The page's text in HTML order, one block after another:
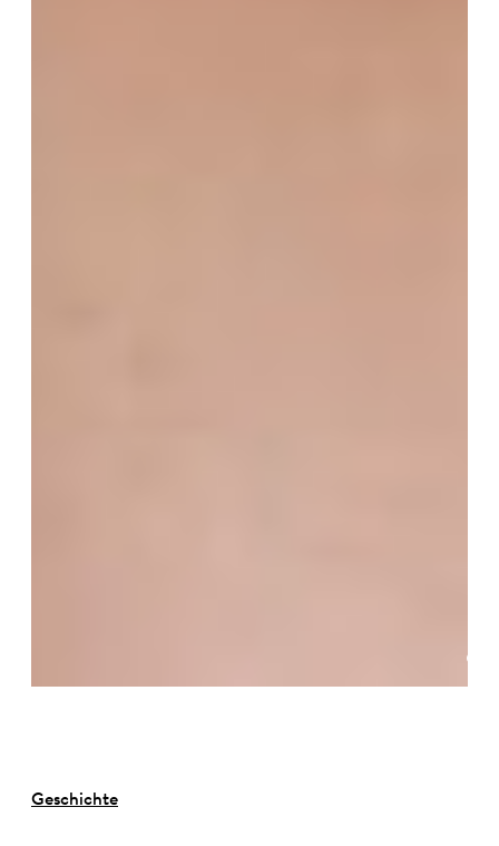
©
Geschichte